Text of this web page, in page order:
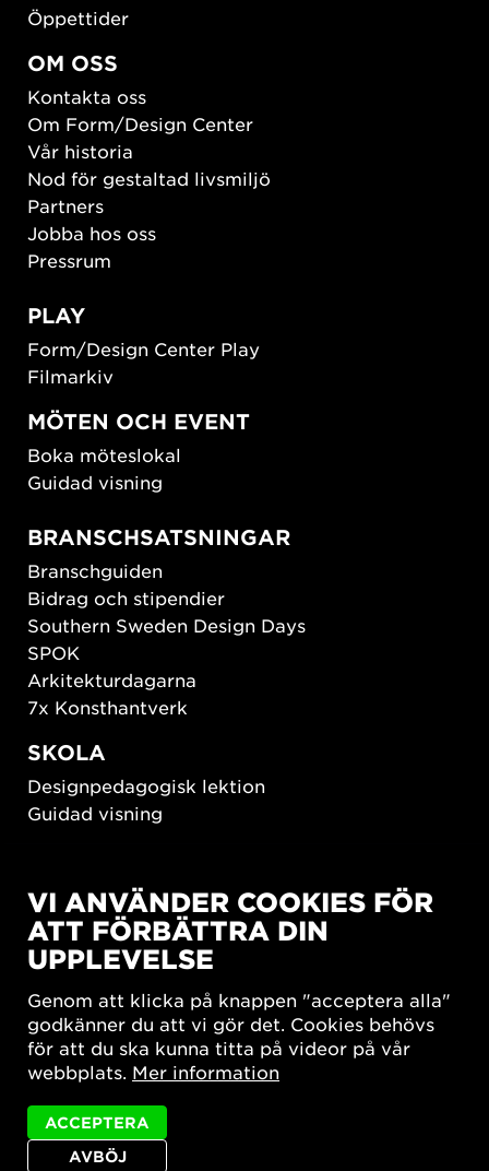
Öppettider
OM OSS
Kontakta oss
Om Form/Design Center
Vår historia
Nod för gestaltad livsmiljö
Partners
Jobba hos oss
Pressrum
PLAY
Form/Design Center Play
Filmarkiv
MÖTEN OCH EVENT
Boka möteslokal
Guidad visning
BRANSCHSATSNINGAR
Branschguiden
Bidrag och stipendier
Southern Sweden Design Days
SPOK
Arkitekturdagarna
7x Konsthantverk
SKOLA
Designpedagogisk lektion
Guidad visning
New European Bauhaus
SUSTAINORDIC
Share Future Living
What Matter_s
Integritetspolicy
VI ANVÄNDER COOKIES FÖR
ATT FÖRBÄTTRA DIN
UPPLEVELSE
Genom att klicka på knappen "acceptera alla"
godkänner du att vi gör det. Cookies behövs
för att du ska kunna titta på videor på vår
webbplats. Mer information
AVBÖJ
ACCEPTERA